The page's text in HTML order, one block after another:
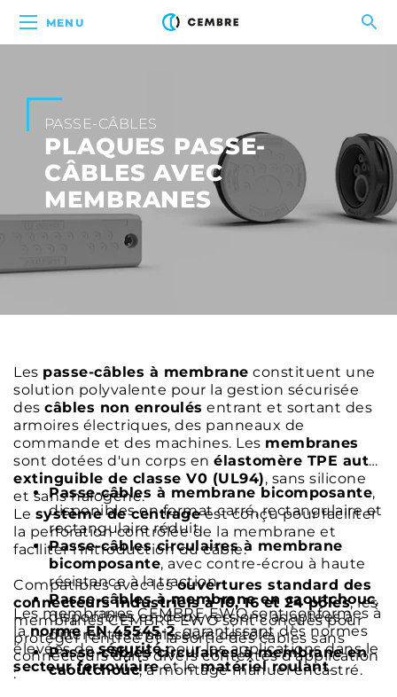
MENU
PASSE-CÂBLES
PLAQUES PASSE-
CÂBLES AVEC
MEMBRANES
Les passe-câbles à membrane constituent une
solution polyvalente pour la gestion sécurisée
des câbles non enroulés entrant et sortant des
armoires électriques, des panneaux de
commande et des machines. Les membranes
sont dotées d'un corps en élastomère TPE auto-
extinguible de classe V0 (UL94), sans silicone
et sans halogène.
Le système de centrageest conçu pour faciliter
la perforation contrôlée de la membrane et
faciliter l'introduction du câble.
Compatibles avec lesouvertures standard des
connecteurs industriels à 10, 16 et 24 pôles, les
membranes CEMBRE EWO sont conçues pour
protéger l'entrée et la sortie des câbles sans
connecteurs dans divers contextes d'application
:
Passe-câbles à membrane bicomposante,
disponibles en format carré, rectangulaire et
rectangulaire réduit.
Passe-câbles circulaires à membrane
bicomposante, avec contre-écrou à haute
résistance à la traction.
Passe-câbles à membrane en caoutchouc,
disponibles en deux versions adaptées à
différentes épaisseurs de tôle.
Passe-câbles circulaires à membrane en
caoutchouc, à montage manuel encastré.
Les membranes CEMBRE EWO sont conformes à
lanorme EN 45545-2, garantissant des normes
élevées desécuritépour les applications dans le
secteur ferroviaireet lematériel roulant.